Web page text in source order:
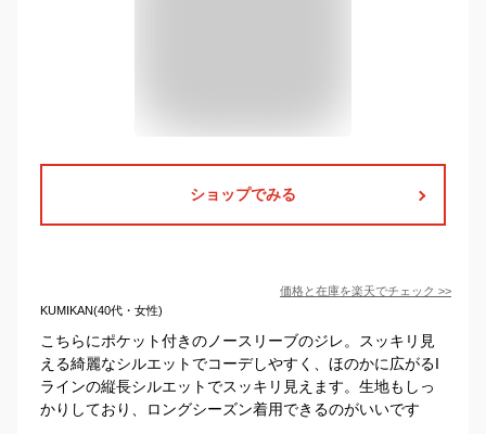
ショップでみる
価格と在庫を楽天でチェック >>
KUMIKAN(40代・女性)
こちらにポケット付きのノースリーブのジレ。スッキリ見
える綺麗なシルエットでコーデしやすく、ほのかに広がるI
ラインの縦長シルエットでスッキリ見えます。生地もしっ
かりしており、ロングシーズン着用できるのがいいです